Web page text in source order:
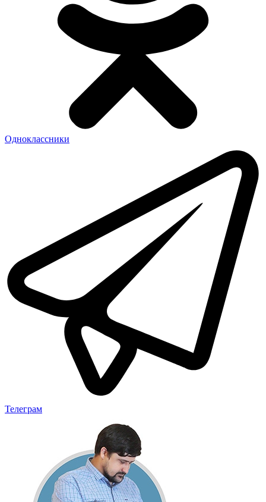
Одноклассники
Телеграм